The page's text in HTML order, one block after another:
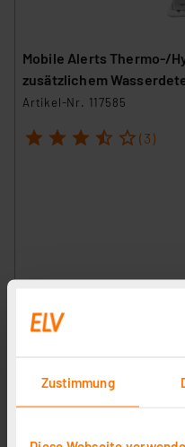
Zustimmung
Mobile Alerts Thermo-/
zusätzlichem
Artikel-Nr. 117585
1 2 3 4 5 (3)